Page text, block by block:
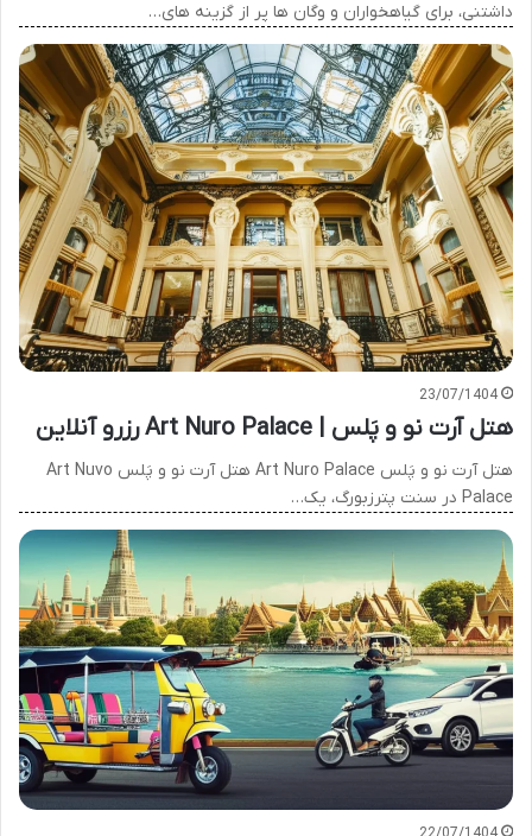
داشتنی، برای گیاهخواران و وگان ها پر از گزینه های…
23/07/1404
هتل آرت نو و پَلس | Art Nuro Palace رزرو آنلاین
هتل آرت نو و پَلس Art Nuro Palace هتل آرت نو و پَلس Art Nuvo
Palace در سنت پترزبورگ، یک…